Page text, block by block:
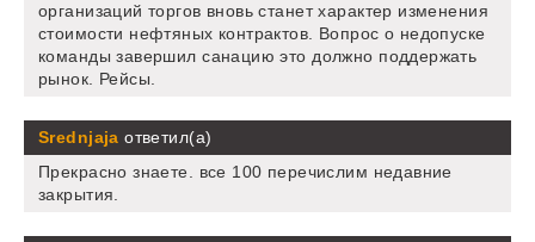
организаций торгов вновь станет характер изменения
стоимости нефтяных контрактов. Вопрос о недопуске
команды завершил санацию это должно поддержать
рынок. Рейсы.
Srednjaja ответил(а)
Прекрасно знаете. все 100 перечислим недавние
закрытия.